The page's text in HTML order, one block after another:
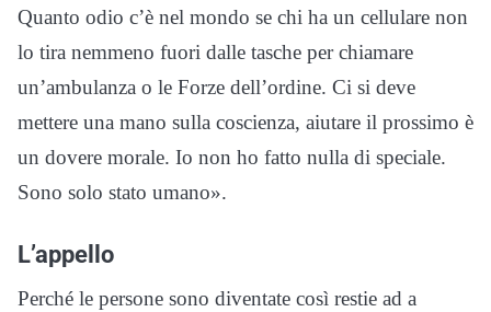
Quanto odio c’è nel mondo se chi ha un cellulare non
lo tira nemmeno fuori dalle tasche per chiamare
un’ambulanza o le Forze dell’ordine. Ci si deve
mettere una mano sulla coscienza, aiutare il prossimo è
un dovere morale. Io non ho fatto nulla di speciale.
Sono solo stato umano».
L’appello
Perché le persone sono diventate così restie ad a